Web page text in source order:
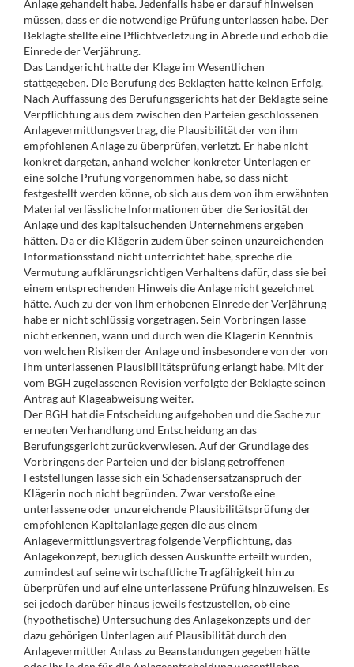
Anlage gehandelt habe. Jedenfalls habe er darauf hinweisen
müssen, dass er die notwendige Prüfung unterlassen habe. Der
Beklagte stellte eine Pflichtverletzung in Abrede und erhob die
Einrede der Verjährung.
Das Landgericht hatte der Klage im Wesentlichen
stattgegeben. Die Berufung des Beklagten hatte keinen Erfolg.
Nach Auffassung des Berufungsgerichts hat der Beklagte seine
Verpflichtung aus dem zwischen den Parteien geschlossenen
Anlagevermittlungsvertrag, die Plausibilität der von ihm
empfohlenen Anlage zu überprüfen, verletzt. Er habe nicht
konkret dargetan, anhand welcher konkreter Unterlagen er
eine solche Prüfung vorgenommen habe, so dass nicht
festgestellt werden könne, ob sich aus dem von ihm erwähnten
Material verlässliche Informationen über die Seriosität der
Anlage und des kapitalsuchenden Unternehmens ergeben
hätten. Da er die Klägerin zudem über seinen unzureichenden
Informationsstand nicht unterrichtet habe, spreche die
Vermutung aufklärungsrichtigen Verhaltens dafür, dass sie bei
einem entsprechenden Hinweis die Anlage nicht gezeichnet
hätte. Auch zu der von ihm erhobenen Einrede der Verjährung
habe er nicht schlüssig vorgetragen. Sein Vorbringen lasse
nicht erkennen, wann und durch wen die Klägerin Kenntnis
von welchen Risiken der Anlage und insbesondere von der von
ihm unterlassenen Plausibilitätsprüfung erlangt habe. Mit der
vom BGH zugelassenen Revision verfolgte der Beklagte seinen
Antrag auf Klageabweisung weiter.
Der BGH hat die Entscheidung aufgehoben und die Sache zur
erneuten Verhandlung und Entscheidung an das
Berufungsgericht zurückverwiesen. Auf der Grundlage des
Vorbringens der Parteien und der bislang getroffenen
Feststellungen lasse sich ein Schadensersatzanspruch der
Klägerin noch nicht begründen. Zwar verstoße eine
unterlassene oder unzureichende Plausibilitätsprüfung der
empfohlenen Kapitalanlage gegen die aus einem
Anlagevermittlungsvertrag folgende Verpflichtung, das
Anlagekonzept, bezüglich dessen Auskünfte erteilt würden,
zumindest auf seine wirtschaftliche Tragfähigkeit hin zu
überprüfen und auf eine unterlassene Prüfung hinzuweisen. Es
sei jedoch darüber hinaus jeweils festzustellen, ob eine
(hypothetische) Untersuchung des Anlagekonzepts und der
dazu gehörigen Unterlagen auf Plausibilität durch den
Anlagevermittler Anlass zu Beanstandungen gegeben hätte